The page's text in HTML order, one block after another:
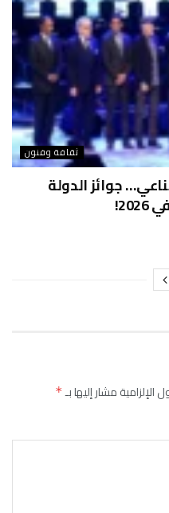
ثقافة وفنون
جوائز الدولة
الإلزامية مشار إليها بـ*